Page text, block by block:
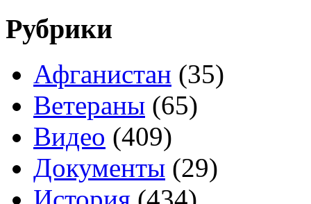
Рубрики
Афганистан (35)
Ветераны (65)
Видео (409)
Документы (29)